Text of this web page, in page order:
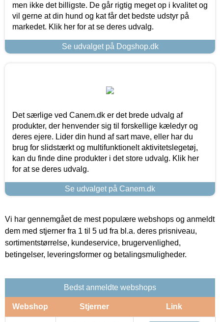
men ikke det billigste. De går rigtig meget op i kvalitet og
vil gerne at din hund og kat får det bedste udstyr på
markedet. Klik her for at se deres udvalg.
Se udvalget på Dogshop.dk
Det særlige ved Canem.dk er det brede udvalg af
produkter, der henvender sig til forskellige kæledyr og
deres ejere. Lider din hund af sart mave, eller har du
brug for slidstærkt og multifunktionelt aktivitetslegetøj,
kan du finde dine produkter i det store udvalg. Klik her
for at se deres udvalg.
Se udvalget på Canem.dk
Vi har gennemgået de mest populære webshops og anmeldt
dem med stjerner fra 1 til 5 ud fra bl.a. deres prisniveau,
sortimentstørrelse, kundeservice, brugervenlighed,
betingelser, leveringsformer og betalingsmuligheder.
Bedst anmeldte webshops
Webshop Stjerner Link